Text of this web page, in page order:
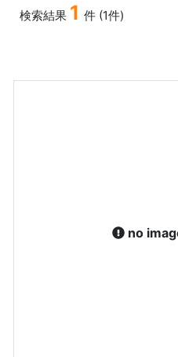
検索結果 1 件 (1件)
no